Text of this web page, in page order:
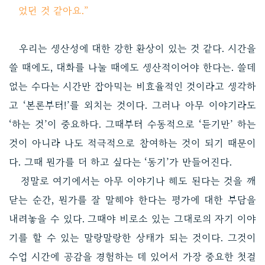
었던 것 같아요.”
우리는 생산성에 대한 강한 환상이 있는 것 같다. 시간을
쓸 때에도, 대화를 나눌 때에도 생산적이어야 한다는. 쓸데
없는 수다는 시간만 잡아먹는 비효율적인 것이라고 생각하
고 ‘본론부터!’를 외치는 것이다. 그러나 아무 이야기라도
‘하는 것’이 중요하다. 그때부터 수동적으로 ‘듣기만’ 하는
것이 아니라 나도 적극적으로 참여하는 것이 되기 때문이
다. 그때 뭔가를 더 하고 싶다는 ‘동기’가 만들어진다.
정말로 여기에서는 아무 이야기나 해도 된다는 것을 깨
닫는 순간, 뭔가를 잘 말해야 한다는 평가에 대한 부담을
내려놓을 수 있다. 그때야 비로소 있는 그대로의 자기 이야
기를 할 수 있는 말랑말랑한 상태가 되는 것이다. 그것이
수업 시간에 공감을 경험하는 데 있어서 가장 중요한 첫걸